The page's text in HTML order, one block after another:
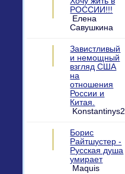
РОССИИ!!!
Елена
Савушкина
Завистливый
и немощный
взгляд США
на
отношения
России и
Китая.
Konstantinys2
Борис
Райтшустер -
Русская душа
умирает
Maquis